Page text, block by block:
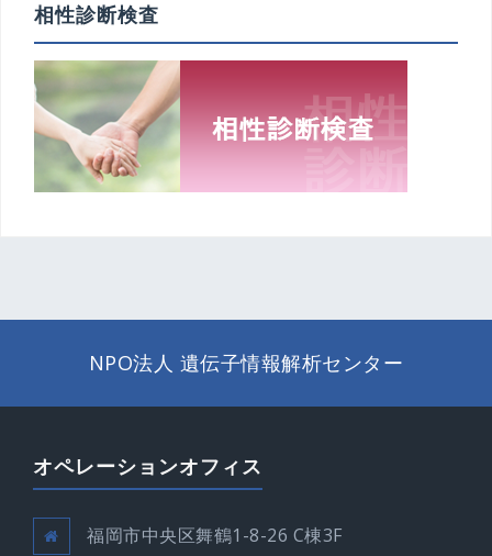
相性診断検査
NPO法人 遺伝子情報解析センター
オペレーションオフィス
福岡市中央区舞鶴1-8-26 C棟3F